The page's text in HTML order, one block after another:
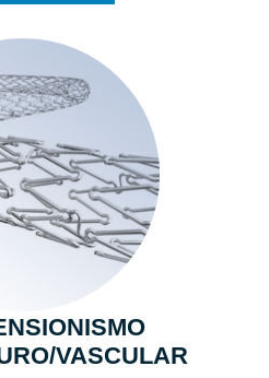
VASCULAR